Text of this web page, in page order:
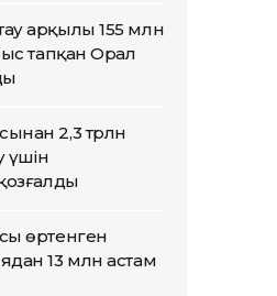
арқылы 155 млн
тапқан Орал
2,3 трлн
үшін
өртенген
13 млн астам